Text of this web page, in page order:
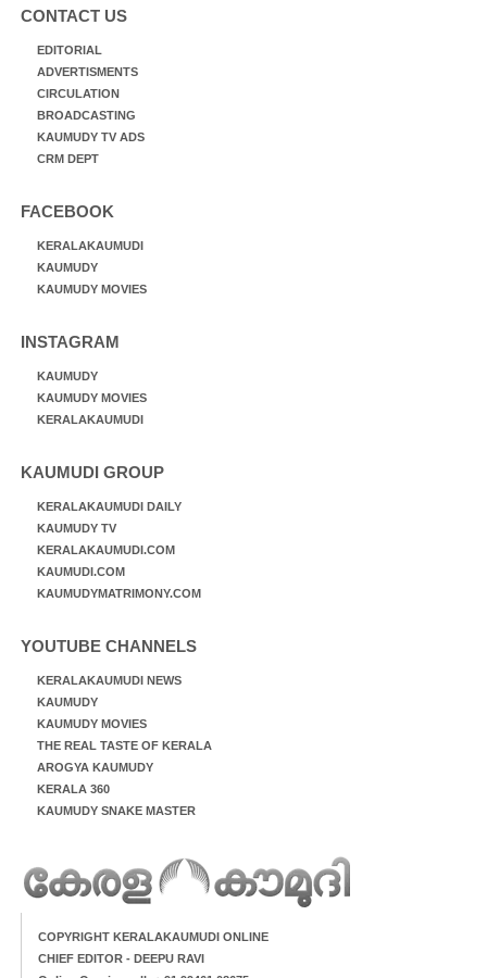
CONTACT US
EDITORIAL
ADVERTISMENTS
CIRCULATION
BROADCASTING
KAUMUDY TV ADS
CRM DEPT
FACEBOOK
KERALAKAUMUDI
KAUMUDY
KAUMUDY MOVIES
INSTAGRAM
KAUMUDY
KAUMUDY MOVIES
KERALAKAUMUDI
KAUMUDI GROUP
KERALAKAUMUDI DAILY
KAUMUDY TV
KERALAKAUMUDI.COM
KAUMUDI.COM
KAUMUDYMATRIMONY.COM
YOUTUBE CHANNELS
KERALAKAUMUDI NEWS
KAUMUDY
KAUMUDY MOVIES
THE REAL TASTE OF KERALA
AROGYA KAUMUDY
KERALA 360
KAUMUDY SNAKE MASTER
COPYRIGHT KERALAKAUMUDI ONLINE
CHIEF EDITOR - DEEPU RAVI